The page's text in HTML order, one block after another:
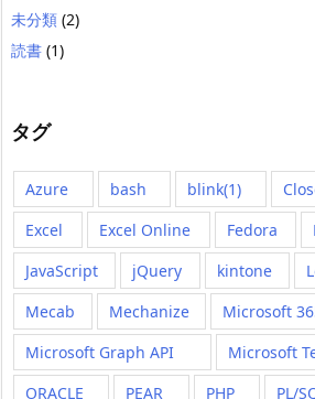
未分類 (2)
読書 (1)
タグ
Azure bash blink(1)
Excel
Excel Online Fedora
JavaScript
jQuery kintone
Mecab
Mechanize Microsoft
Microsoft Graph API
Microsoft
ORACLE
PEAR PHP PL/